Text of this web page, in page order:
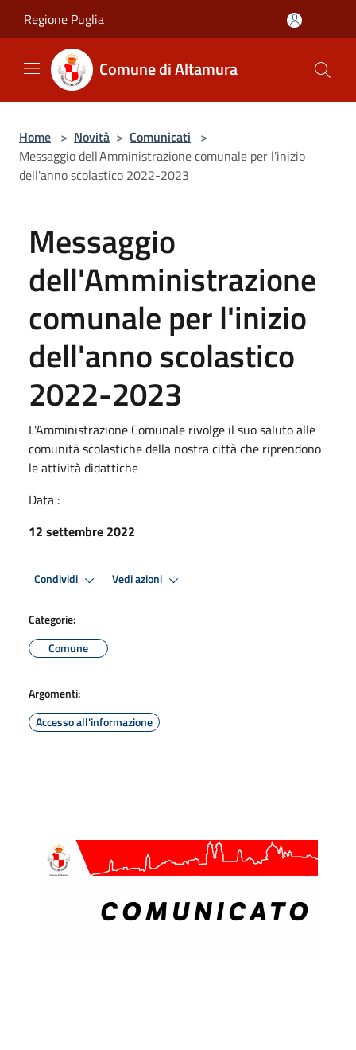
Regione Puglia
Comune di Altamura
Home > Novità > Comunicati >
Messaggio dell'Amministrazione comunale per l'inizio
dell'anno scolastico 2022-2023
Messaggio
dell'Amministrazione
comunale per l'inizio
dell'anno scolastico
2022-2023
L'Amministrazione Comunale rivolge il suo saluto alle
comunità scolastiche della nostra città che riprendono
le attività didattiche
Data :
12 settembre 2022
Condividi Vedi azioni
Categorie:
Comune
Argomenti:
Accesso all'informazione